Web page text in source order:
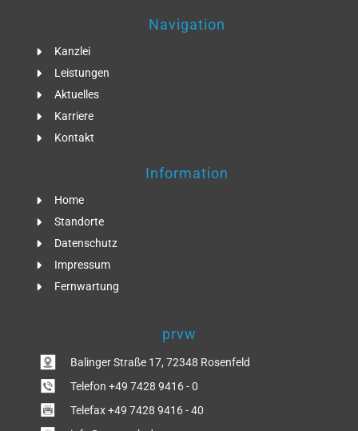
Navigation
Kanzlei
Leistungen
Aktuelles
Karriere
Kontakt
Information
Home
Standorte
Datenschutz
Impressum
Fernwartung
prvw
Balinger Straße 17, 72348 Rosenfeld
Telefon +49 7428 9416 - 0
Telefax +49 7428 9416 - 40